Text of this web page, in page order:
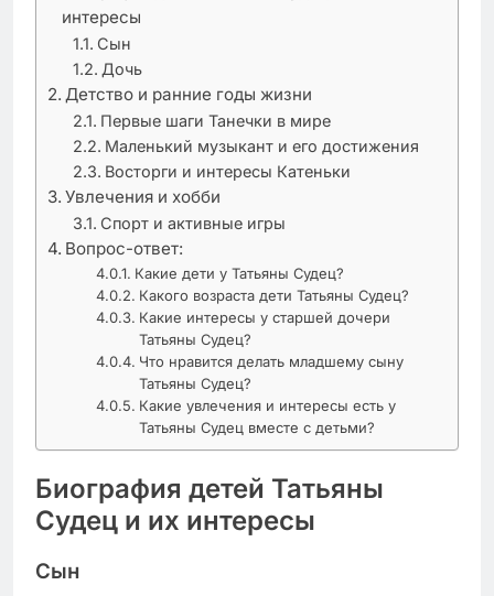
интересы
Сын
Дочь
Детство и ранние годы жизни
Первые шаги Танечки в мире
Маленький музыкант и его достижения
Восторги и интересы Катеньки
Увлечения и хобби
Спорт и активные игры
Вопрос-ответ:
Какие дети у Татьяны Судец?
Какого возраста дети Татьяны Судец?
Какие интересы у старшей дочери
Татьяны Судец?
Что нравится делать младшему сыну
Татьяны Судец?
Какие увлечения и интересы есть у
Татьяны Судец вместе с детьми?
Биография детей Татьяны
Судец и их интересы
Сын